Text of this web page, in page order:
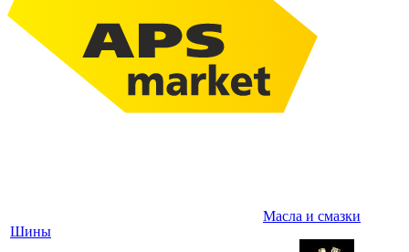
Шины
Масла и смазки